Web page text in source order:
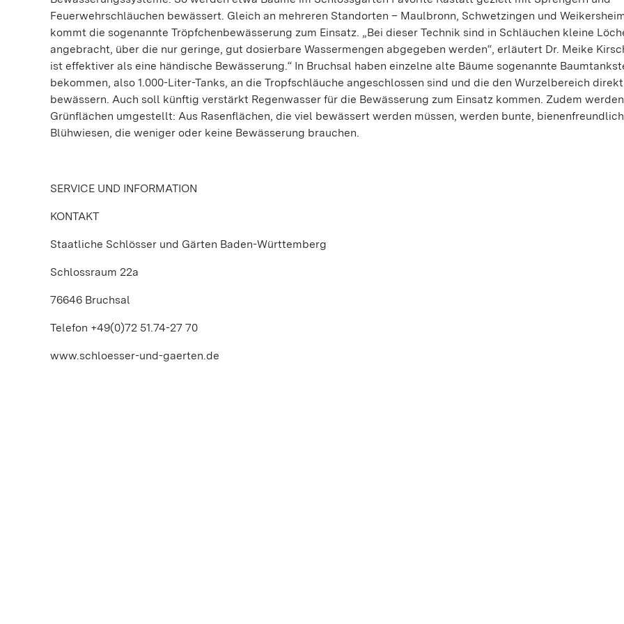
Feuerwehrschläuchen bewässert. Gleich an mehreren Standorten – Maulbronn, Schwetzingen und
kommt die sogenannte Tröpfchenbewässerung zum Einsatz. „Bei dieser Technik sind in Schläuchen kleine
angebracht, über die nur geringe, gut dosierbare Wassermengen abgegeben werden“, erläutert Dr. Meike
ist effektiver als eine händische Bewässerung.“ In Bruchsal haben einzelne alte Bäume sogenannte
bekommen, also 1.000-Liter-Tanks, an die Tropfschläuche angeschlossen sind und die den Wurzelbereich direkt
bewässern. Auch soll künftig verstärkt Regenwasser für die Bewässerung zum Einsatz kommen. Zudem werden
Grünflächen umgestellt: Aus Rasenflächen, die viel bewässert werden müssen, werden bunte,
Blühwiesen, die weniger oder keine Bewässerung brauchen.
SERVICE UND INFORMATION
KONTAKT
Staatliche Schlösser und Gärten Baden-Württemberg
Schlossraum 22a
76646 Bruchsal
Telefon +49(0)72 51.74-27 70
www.schloesser-und-gaerten.de